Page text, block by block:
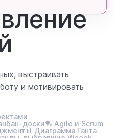
все покажем-
выстраивать
и мотивировать
доски🏓 Agile и Scrum
📊 Диаграмма Ганта